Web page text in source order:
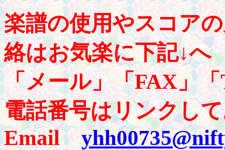
楽譜の使用やスコア
絡はお気楽に下記↓へ
「メール」「FAX」
電話番号はリンクし
Email